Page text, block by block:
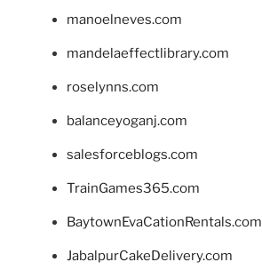
manoelneves.com
mandelaeffectlibrary.com
roselynns.com
balanceyoganj.com
salesforceblogs.com
TrainGames365.com
BaytownEvaCationRentals.com
JabalpurCakeDelivery.com